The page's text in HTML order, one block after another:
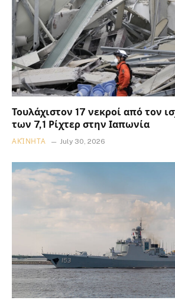
Τουλάχιστον 17 νεκροί από τον
των 7,1 Ρίχτερ στην Ιαπωνία
ΑΚΊΝΗΤΑ July 30, 2026